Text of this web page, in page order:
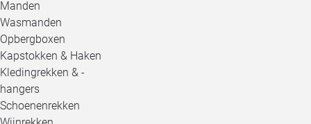
Manden
Wasmanden
Opbergboxen
Kapstokken & Haken
Kledingrekken & -
hangers
Schoenenrekken